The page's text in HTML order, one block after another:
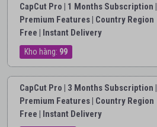
CapCut Pro | 1 Months Subscription |
Premium Features | Country Region
Free | Instant Delivery
Kho hàng: 99
CapCut Pro | 3 Months Subscription |
Premium Features | Country Region
Free | Instant Delivery